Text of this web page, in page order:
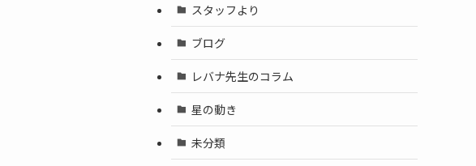
スタッフより
ブログ
レバナ先生のコラム
星の動き
未分類